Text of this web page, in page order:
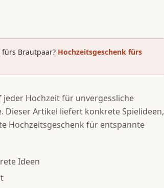
Brautpaar? Hochzeitsgeschenk fürs
jeder Hochzeit für unvergessliche
Dieser Artikel liefert konkrete Spielideen,
Hochzeitsgeschenk für entspannte
Ideen